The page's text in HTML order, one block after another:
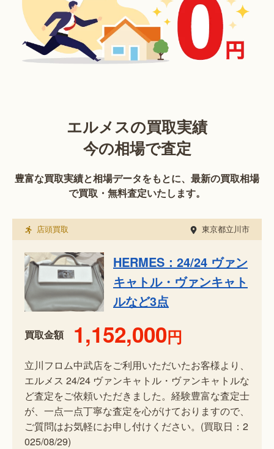
エルメスの買取実績
今の相場で査定
豊富な買取実績と相場データをもとに、最新の買取相場
で買取・無料査定いたします。
店頭買取 東京都立川市
HERMES：24/24 ヴァン
キャトル・ヴァンキャト
ルなど3点
買取金額 1,152,000円
立川フロム中武店をご利用いただいたお客様より、
エルメス 24/24 ヴァンキャトル・ヴァンキャトルな
ど査定をご依頼いただきました。経験豊富な査定士
が、一点一点丁寧な査定を心がけておりますので、
ご質問はお気軽にお申し付けください。(買取日：2
025/08/29)